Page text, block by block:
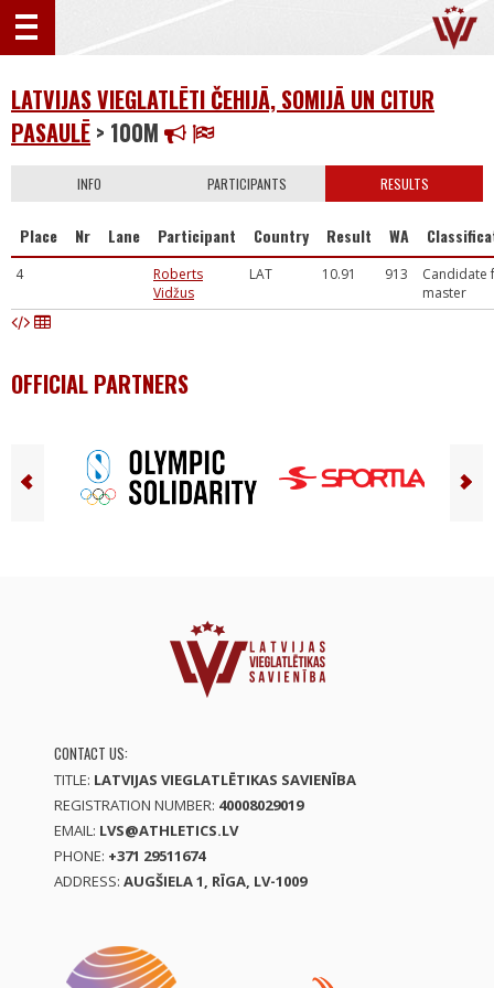
LATVIJAS VIEGLATLĒTI ČEHIJĀ, SOMIJĀ UN CITUR
PASAULĒ > 100M
INFO PARTICIPANTS RESULTS
Place Nr Lane Participant Country Result WA
4
Roberts
Vidžus
LAT 10.91 913
Candidate
master
OFFICIAL PARTNERS
CONTACT US:
TITLE: LATVIJAS VIEGLATLĒTIKAS SAVIENĪBA
REGISTRATION NUMBER: 40008029019
EMAIL: LVS@ATHLETICS.LV
PHONE: +371 29511674
ADDRESS: AUGŠIELA 1, RĪGA, LV-1009